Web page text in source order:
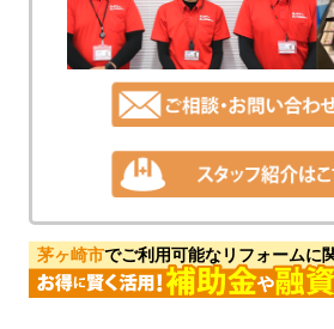
茅ヶ崎市でご利用可能なリフォームに